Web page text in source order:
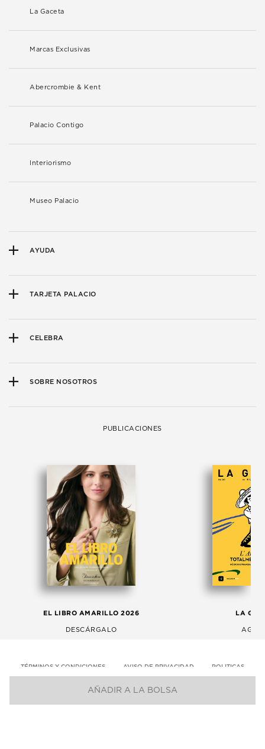
AÑADIR A LA BOLSA
La Gaceta
Marcas Exclusivas
Abercrombie & Kent
Palacio Contigo
Interiorismo
Museo Palacio
AYUDA
TARJETA PALACIO
CELEBRA
SOBRE NOSOTROS
PUBLICACIONES
EL LIBRO AMARILLO 2026
DESCÁRGALO
LA
TÉRMINOS Y CONDICIONES AVISO DE PRIVACIDAD POLITICAS